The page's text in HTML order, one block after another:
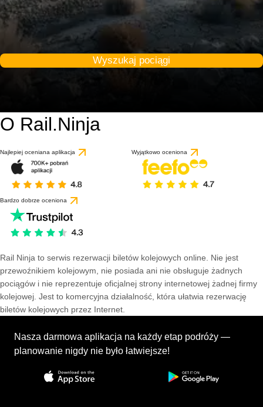
Wyszukaj pociągi
O Rail.Ninja
Najlepiej oceniana aplikacja Wyjątkowo oceniona
Bardzo dobrze oceniona
Rail Ninja to serwis rezerwacji biletów kolejowych online. Nie jest
przewoźnikiem kolejowym, nie posiada ani nie obsługuje żadnych
pociągów i nie reprezentuje oficjalnej strony internetowej żadnej firmy
kolejowej. Jest to komercyjna działalność, która ułatwia rezerwację
biletów kolejowych przez Internet.
Nasza darmowa aplikacja na każdy etap podróży —
planowanie nigdy nie było łatwiejsze!
na podstawie 1